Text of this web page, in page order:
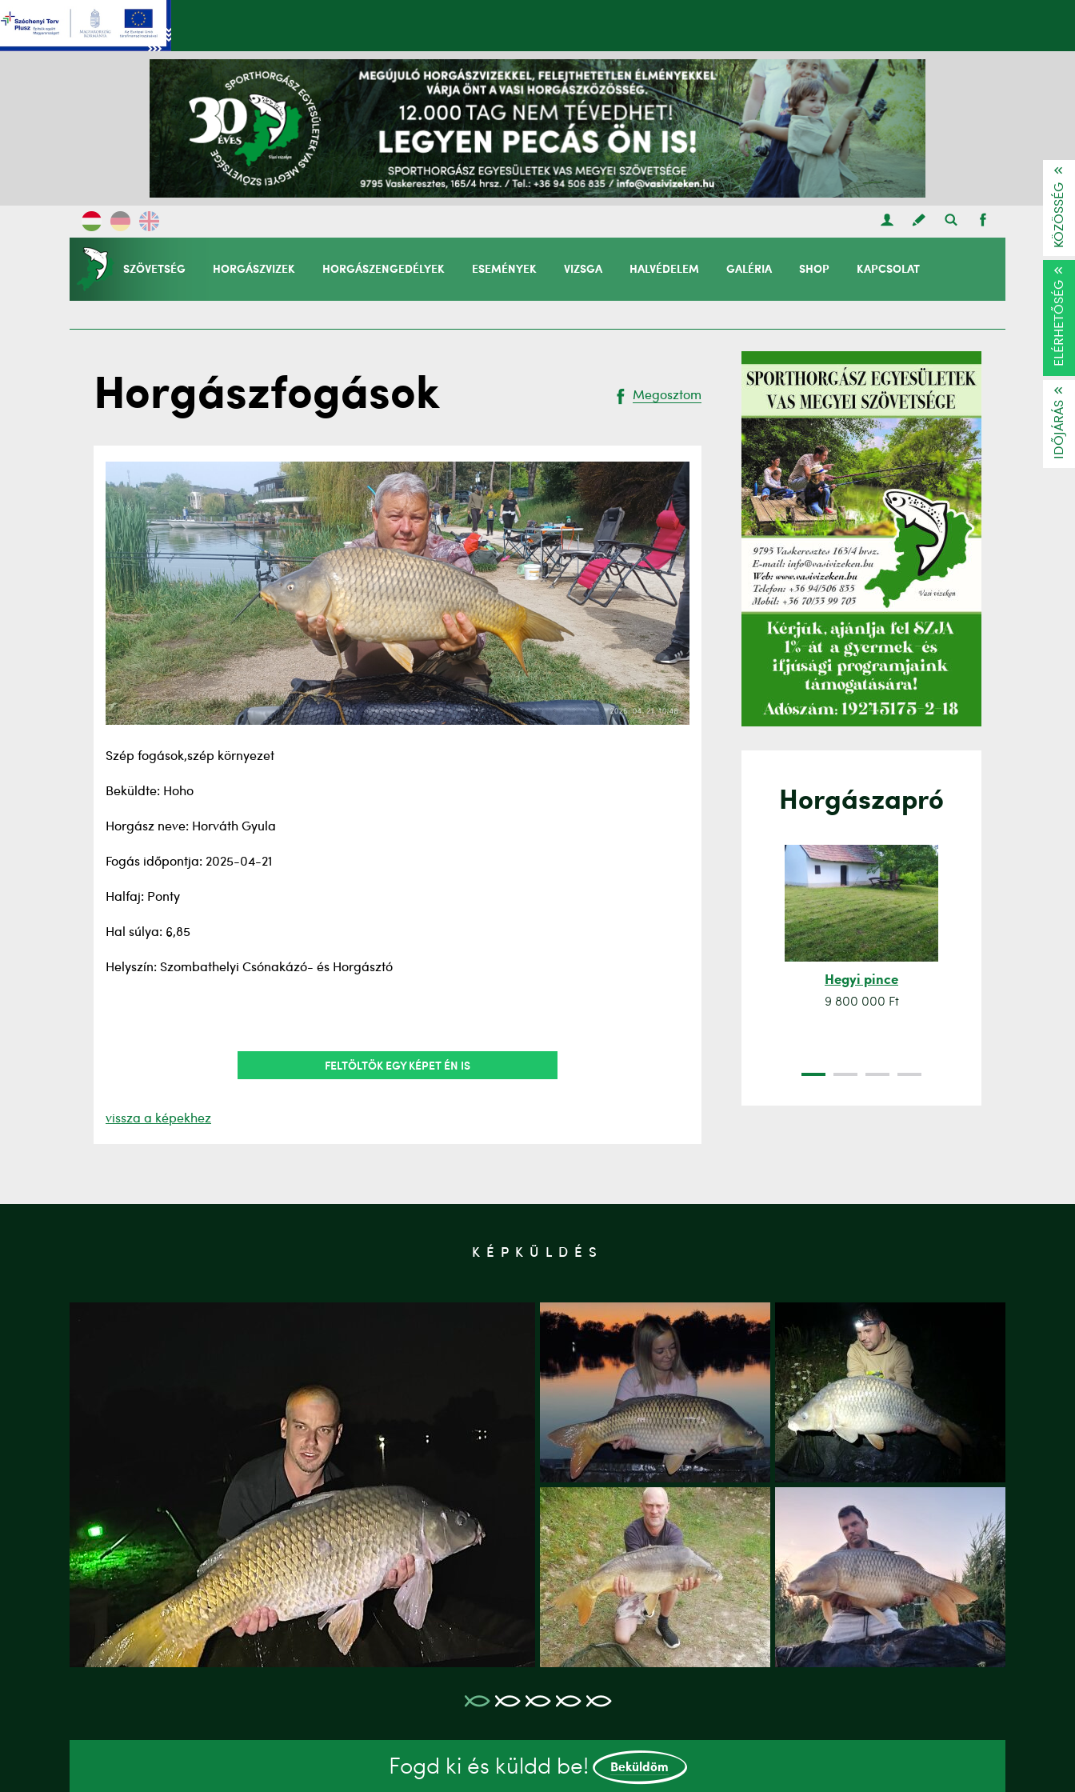
SZÖVETSÉG HORGÁSZVIZEK HORGÁSZENGEDÉLYEK ESEMÉNYEK VIZSGA HALVÉDELEM GALÉRIA SHOP KAPCSOLAT
Horgászfogások Megosztom
Szép fogások,szép környezet
Beküldte: Hoho
Horgász neve: Horváth Gyula
Fogás időpontja: 2025-04-21
Halfaj: Ponty
Hal súlya: 6,85
Helyszín: Szombathelyi Csónakázó- és Horgásztó
FELTÖLTÖK EGY KÉPET ÉN IS
vissza a képekhez
Horgászapró
Hegyi pince
9 800 000 Ft
KÉPKÜLDÉS
Fogd ki és küldd be! Beküldöm
KÖZÖSSÉG
ELÉRHETŐSÉG
IDŐJÁRÁS